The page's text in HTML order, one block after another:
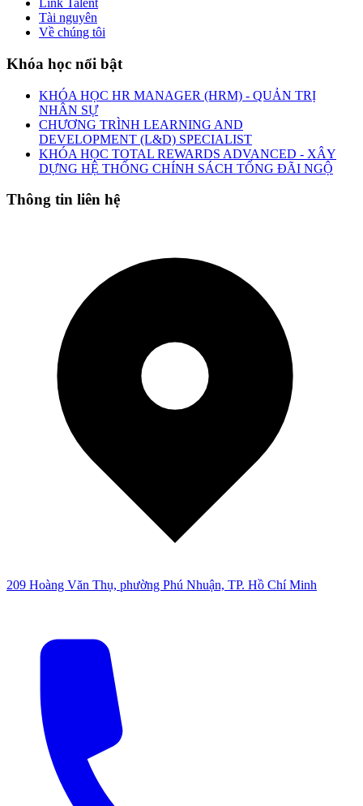
Link Talent
Tài nguyên
Về chúng tôi
Khóa học nổi bật
KHÓA HỌC HR MANAGER (HRM) - QUẢN TRỊ
NHÂN SỰ
CHƯƠNG TRÌNH LEARNING AND
DEVELOPMENT (L&D) SPECIALIST
KHÓA HỌC TOTAL REWARDS ADVANCED - XÂY
DỰNG HỆ THỐNG CHÍNH SÁCH TỔNG ĐÃI NGỘ
Thông tin liên hệ
209 Hoàng Văn Thụ, phường Phú Nhuận, TP. Hồ Chí Minh